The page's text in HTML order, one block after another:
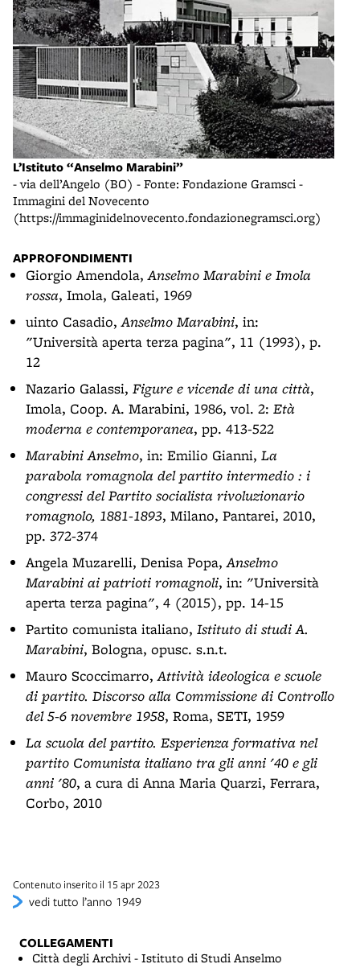
L’Istituto “Anselmo Marabini”
- via dell’Angelo (BO) - Fonte: Fondazione Gramsci -
Immagini del Novecento
(https://immaginidelnovecento.fondazionegramsci.org)
APPROFONDIMENTI
Giorgio Amendola,Anselmo Marabini e Imola
rossa, Imola, Galeati, 1969
uinto Casadio,Anselmo Marabini, in:
"Università aperta terza pagina", 11 (1993), p.
12
Nazario Galassi, Figure e vicende di una città,
Imola, Coop. A. Marabini, 1986, vol. 2: Età
moderna e contemporanea, pp. 413-522
Marabini Anselmo, in: Emilio Gianni, La
parabola romagnola del partito intermedio : i
congressi del Partito socialista rivoluzionario
romagnolo, 1881-1893, Milano, Pantarei, 2010,
pp. 372-374
Angela Muzarelli, Denisa Popa,Anselmo
Marabini ai patrioti romagnoli, in: "Università
aperta terza pagina", 4 (2015), pp. 14-15
Partito comunista italiano, Istituto di studi A.
Marabini, Bologna, opusc. s.n.t.
Mauro Scoccimarro,Attività ideologica e scuole
di partito. Discorso alla Commissione di Controllo
del 5-6 novembre 1958, Roma, SETI, 1959
La scuola del partito. Esperienza formativa nel
partito Comunista italiano tra gli anni '40 e gli
anni '80, a cura di Anna Maria Quarzi, Ferrara,
Corbo, 2010
Contenuto inserito il 15 apr 2023
vedi tutto l’anno 1949
COLLEGAMENTI
Città degli Archivi - Istituto di Studi Anselmo